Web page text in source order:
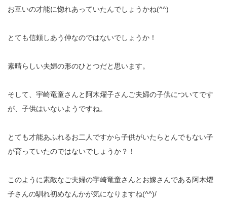
お互いの才能に惚れあっていたんでしょうかね(^^)
とても信頼しあう仲なのではないでしょうか！
素晴らしい夫婦の形のひとつだと思います。
そして、宇崎竜童さんと阿木燿子さんご夫婦の子供についてです
が、子供はいないようですね。
とても才能あふれるお二人ですから子供がいたらとんでもない子
が育っていたのではないでしょうか？！
このように素敵なご夫婦の宇崎竜童さんとお嫁さんである阿木燿
子さんの馴れ初めなんかが気になりますね(^^)/